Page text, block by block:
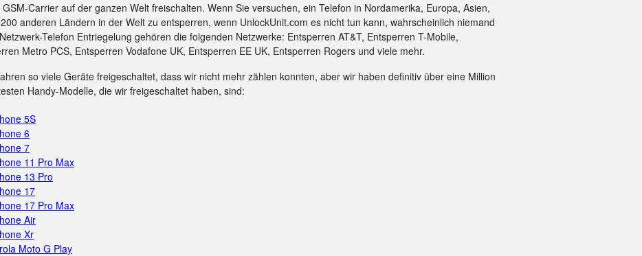
Carrier auf der ganzen Welt freischalten. Wenn Sie versuchen, ein Telefon in Nordamerika, Europa, Asien,
anderen Ländern in der Welt zu entsperren, wenn UnlockUnit.com es nicht tun kann, wahrscheinlich niemand
Telefon Entriegelung gehören die folgenden Netzwerke: Entsperren AT&T, Entsperren T-Mobile,
Metro PCS, Entsperren Vodafone UK, Entsperren EE UK, Entsperren Rogers und viele mehr.
so viele Geräte freigeschaltet, dass wir nicht mehr zählen konnten, aber wir haben definitiv über eine Million
Handy-Modelle, die wir freigeschaltet haben, sind:
5S
6
7
11 Pro Max
13 Pro
17
17 Pro Max
Air
Xr
Moto G Play